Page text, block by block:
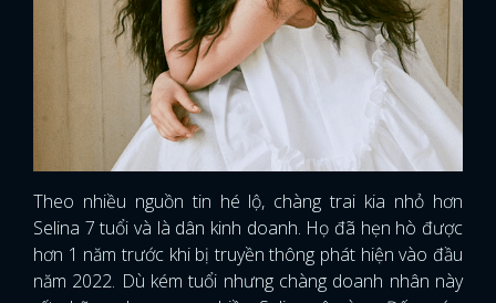
Theo nhiều nguồn tin hé lộ, chàng trai kia nhỏ hơn
Selina 7 tuổi và là dân kinh doanh. Họ đã hẹn hò được
hơn 1 năm trước khi bị truyền thông phát hiện vào đầu
năm 2022. Dù kém tuổi nhưng chàng doanh nhân này